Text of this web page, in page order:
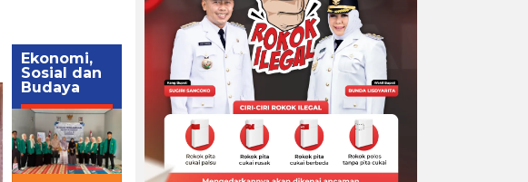
Ekonomi,
Sosial dan
Budaya